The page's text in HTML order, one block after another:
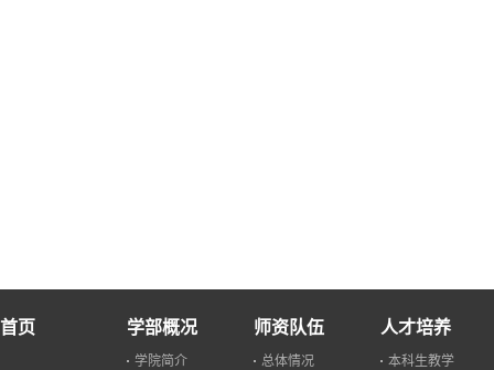
首页 学部概况
学院简介
师资队伍
总体情况
人才培养
本科生教学